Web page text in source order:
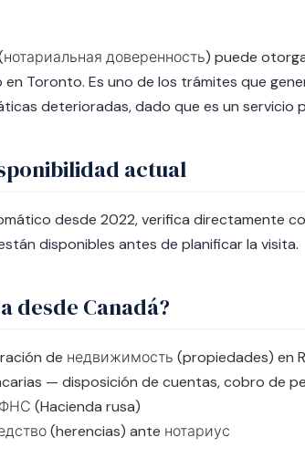
доверенность) puede
Toronto. Es uno de los trámites que
deterioradas, dado que es un servicio
actual
desde 2022, verifica directamente
disponibles antes de planificar la visita.
desde Canadá?
de недвижимость (propiedades) en
— disposición de cuentas, cobro de
(Hacienda rusa)
(herencias) ante нотариус